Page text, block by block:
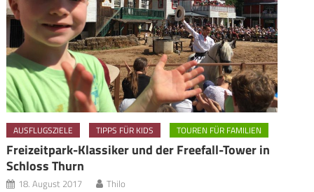
AUSFLUGSZIELE TIPPS FÜR KIDS TOUREN FÜR FAMILIEN
Freizeitpark-Klassiker und der Freefall-Tower in
Schloss Thurn
18. August 2017 Thilo